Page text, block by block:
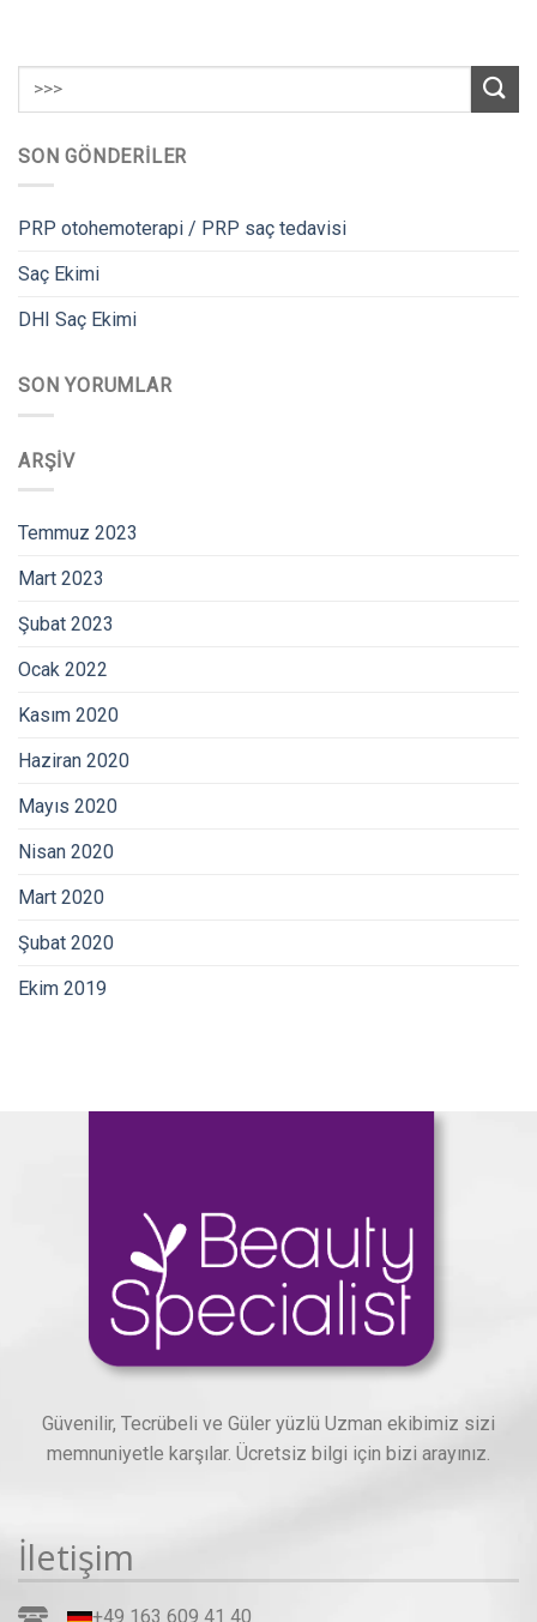
SON GÖNDERILER
PRP otohemoterapi / PRP saç tedavisi
Saç Ekimi
DHI Saç Ekimi
SON YORUMLAR
ARŞIV
Temmuz 2023
Mart 2023
Şubat 2023
Ocak 2022
Kasım 2020
Haziran 2020
Mayıs 2020
Nisan 2020
Mart 2020
Şubat 2020
Ekim 2019
Güvenilir, Tecrübeli ve Güler yüzlü Uzman ekibimiz sizi
memnuniyetle karşılar. Ücretsiz bilgi için bizi arayınız.
İletişim
+49 163 609 41 40